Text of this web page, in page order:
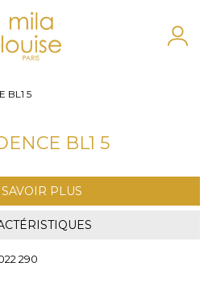
BL1 5
BL1 5
PLUS
290